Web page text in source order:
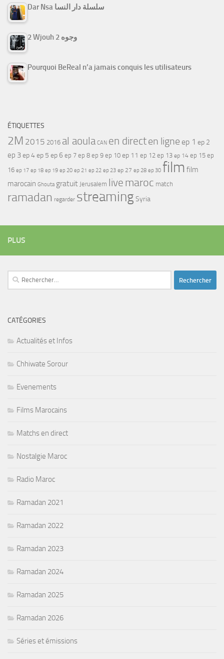
Dar Nsa سلسلة دار النسا
2 Wjouh 2 وجوه
Pourquoi BeReal n’a jamais conquis les utilisateurs
ÉTIQUETTES
2M 2015 2016 al aoula CAN en directen ligne ep 1 ep 2
ep 3ep 4ep 5 ep 6 ep 7 ep 8 ep 9 ep 10 ep 11 ep 12 ep 13 ep 14 ep 15 ep
16 ep 17 ep 18 ep 19 ep 20 ep 21 ep 22 ep 23 ep 27 ep 28 ep 30 film film
marocain Ghouta gratuit Jerusalem live maroc match
ramadan regarder streamingSyria
PLUS
Rechercher :
CATÉGORIES
Actualités et Infos
Chhiwate Sorour
Evenements
Films Marocains
Matchs en direct
Nostalgie Maroc
Radio Maroc
Ramadan 2021
Ramadan 2022
Ramadan 2023
Ramadan 2024
Ramadan 2025
Ramadan 2026
Séries et émissions